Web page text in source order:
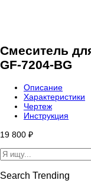
Смеситель
GF-7204-BG
Описание
Характеристики
Чертеж
Инструкция
19 800 ₽
Search Trending